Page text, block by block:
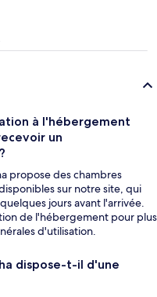
à l'hébergement
un
propose des chambres
sur notre site, qui
jours avant l'arrivée.
de l'hébergement pour plus
d'utilisation.
dispose-t-il d'une